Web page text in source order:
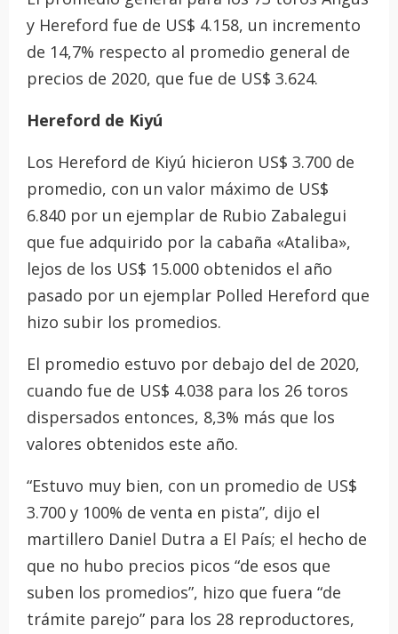
y Hereford fue de US$ 4.158, un incremento
de 14,7% respecto al promedio general de
precios de 2020, que fue de US$ 3.624.
Hereford de Kiyú
Los Hereford de Kiyú hicieron US$ 3.700 de
promedio, con un valor máximo de US$
6.840 por un ejemplar de Rubio Zabalegui
que fue adquirido por la cabaña «Ataliba»,
lejos de los US$ 15.000 obtenidos el año
pasado por un ejemplar Polled Hereford que
hizo subir los promedios.
El promedio estuvo por debajo del de 2020,
cuando fue de US$ 4.038 para los 26 toros
dispersados entonces, 8,3% más que los
valores obtenidos este año.
“Estuvo muy bien, con un promedio de US$
3.700 y 100% de venta en pista”, dijo el
martillero Daniel Dutra a El País; el hecho de
que no hubo precios picos “de esos que
suben los promedios”, hizo que fuera “de
trámite parejo” para los 28 reproductores,